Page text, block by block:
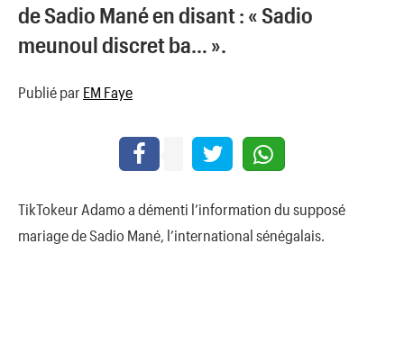
de Sadio Mané en disant : « Sadio
meunoul discret ba… ».
Publié par EM Faye
TikTokeur Adamo a démenti l’information du supposé
mariage de Sadio Mané, l’international sénégalais.